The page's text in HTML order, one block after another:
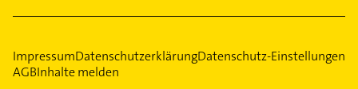
ImpressumDatenschutzerklärungDatenschutz-Einstellungen
AGBInhalte melden